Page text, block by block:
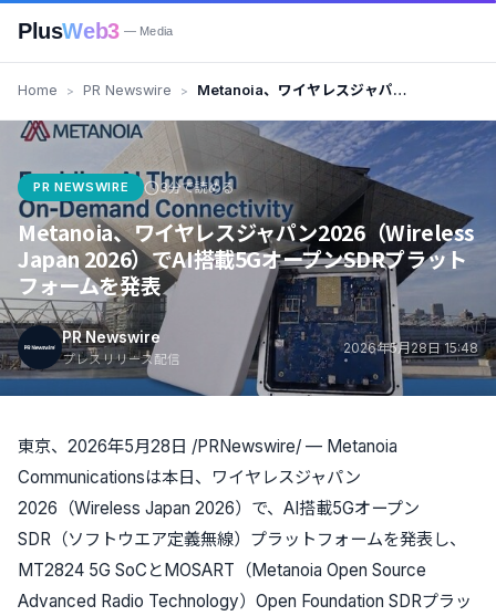
PlusWeb3 — Media
Home PR Newswire
Metanoia、ワイヤレスジャパン
でAI搭載5GオープンSDRプラット
フォームを発表
PR NEWSWIRE 3分で読める
Metanoia、ワイヤレスジャパン2026（Wireless
Japan 2026）でAI搭載5GオープンSDRプラット
フォームを発表
PR Newswire
プレスリリース配信
2026年5月28日 15:48
東京、2026年5月28日 /PRNewswire/ — Metanoia
Communicationsは本日、ワイヤレスジャパン
2026（Wireless Japan 2026）で、AI搭載5Gオープン
SDR（ソフトウエア定義無線）プラットフォームを発表し、
MT2824 5G SoCとMOSART（Metanoia Open Source
Advanced Radio Technology）Open Foundation SDRプラッ